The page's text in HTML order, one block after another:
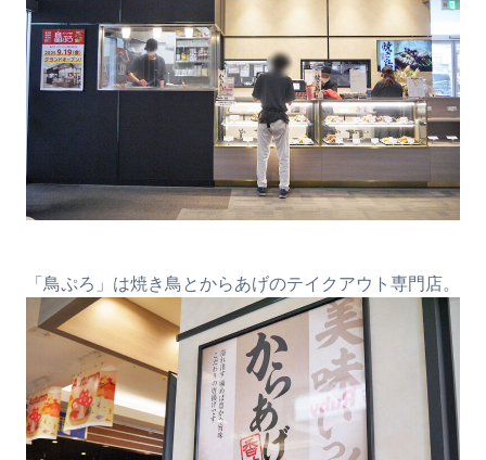
「鳥ぷろ」は焼き鳥とからあげのテイクアウト専門店。